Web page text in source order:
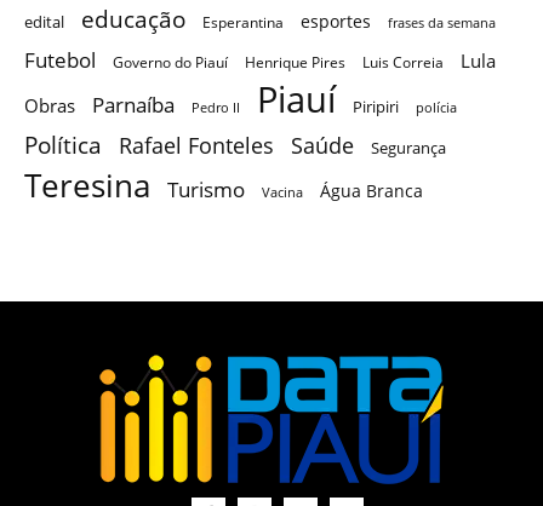
edital educação Esperantina esportes frases da semana
Futebol Governo do Piauí Henrique Pires Luis Correia
Lula
Obras
Parnaíba Pedro II Piauí Piripiri polícia
Política Rafael Fonteles Saúde Segurança
Teresina Turismo Vacina Água Branca